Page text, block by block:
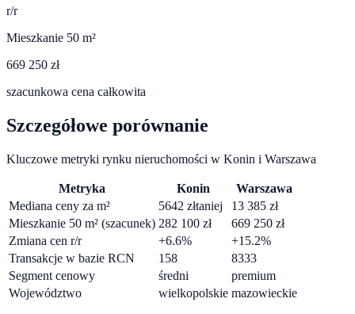
r/r
Mieszkanie 50 m²
669 250 zł
szacunkowa cena całkowita
Szczegółowe porównanie
Kluczowe metryki rynku nieruchomości w Konin i Warszawa
Metryka Konin
Warszawa
Mediana ceny za m²
5642 złtaniej 13 385 zł
Mieszkanie 50 m² (szacunek) 282 100 zł 669 250 zł
Zmiana cen r/r
+6.6% +15.2%
Transakcje w bazie RCN
158
8333
Segment cenowy
średni
premium
Województwo
wielkopolskie mazowieckie